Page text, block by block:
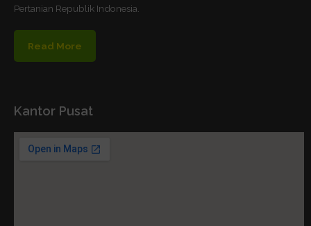
Pertanian Republik Indonesia.
Read More
Kantor Pusat